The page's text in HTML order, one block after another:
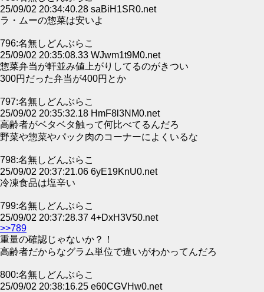
25/09/02 20:34:40.28 saBiH1SR0.net
ラ・ムーの惣菜は安いよ
796:名無しどんぶらこ
25/09/02 20:35:08.33 WJwm1t9M0.net
惣菜弁当が軒並み値上がりしてるのがきつい
300円だった弁当が400円とか
797:名無しどんぶらこ
25/09/02 20:35:32.18 HmF8l3NM0.net
高齢者がベタベタ触って何比べてるんだろ
野菜や惣菜やパック肉のコーナーによくいるな
798:名無しどんぶらこ
25/09/02 20:37:21.06 6yE19KnU0.net
冷凍食品は塩辛い
799:名無しどんぶらこ
25/09/02 20:37:28.37 4+DxH3V50.net
>>789
重量の確認じゃないか？！
高齢者だからなグラム単位で違いがわかってんだろ
800:名無しどんぶらこ
25/09/02 20:38:16.25 e60CGVHw0.net